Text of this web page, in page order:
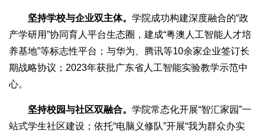
坚持学校与企业双主体。 学院成功构建深度融合的“政
产学研用”协同育人平台生态圈，建成“粤澳人工智能人才培
养基地”等标志性平台；与华为、腾讯等10余家企业签订长
期战略协议；2023年获批广东省人工智能实验教学示范中
心。
坚持校园与社区双融合。 学院常态化开展“智汇家园”一
站式学生社区建设；依托“电脑义修队”开展“我为群众办实